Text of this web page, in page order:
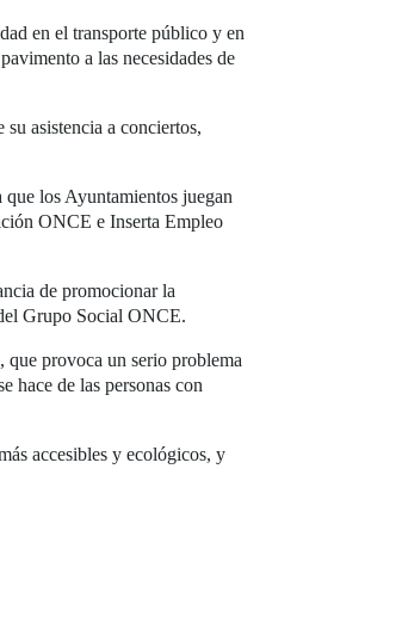
en el transporte público y en
a las necesidades de
asistencia a conciertos,
los Ayuntamientos juegan
ONCE e Inserta Empleo
de promocionar la
Grupo Social ONCE.
que provoca un serio problema
hace de las personas con
accesibles y ecológicos, y